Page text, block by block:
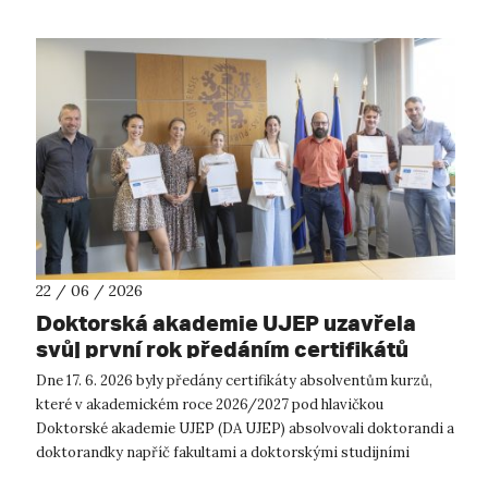
22 / 06 / 2026
Doktorská akademie UJEP uzavřela
svůj první rok předáním certifikátů
Dne 17. 6. 2026 byly předány certifikáty absolventům kurzů,
které v akademickém roce 2026/2027 pod hlavičkou
Doktorské akademie UJEP (DA UJEP) absolvovali doktorandi a
doktorandky napříč fakultami a doktorskými studijními